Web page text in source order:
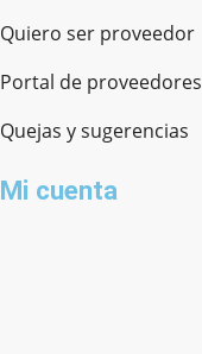
Quiero ser proveedor
Portal de proveedores
Quejas y sugerencias
Mi cuenta